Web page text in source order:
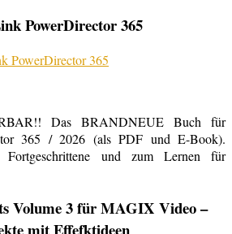
PowerDirector 365
Das BRANDNEUE Buch für
365 / 2026 (als PDF und E-Book).
und zum Lernen für
Volume 3 für MAGIX Video –
mit Effefktideen